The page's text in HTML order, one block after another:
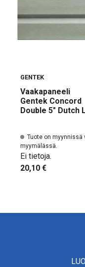
GENTEK
Vaakapaneeli
Gentek Concord
Double 5" Dutch
Tuote on myynnissä
myymälässä.
Ei tietoja.
20,10 €